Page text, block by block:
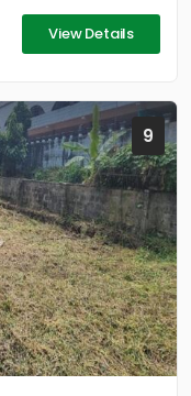
View Details
9